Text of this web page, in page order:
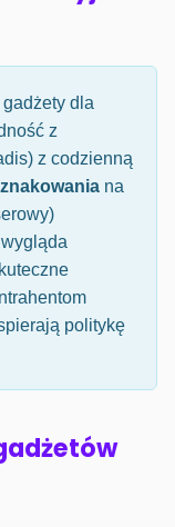
dla
z
z codzienną
na
politykę